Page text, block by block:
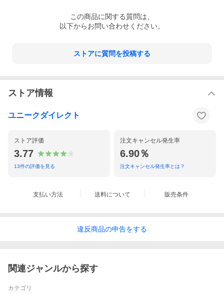
ハンドル：メタル 操作ボタン：TPE
上下バンパー：PC＋TPE
本体、ACアダプター
USBケーブル、ユーザーガイド
■保証期間
■生産国
中国
この商品に関する質問は、
以下からお問い合わせください。
ストアに質問を投稿する
ストア情報
ユニークダイレクト
ストア評価
3.77
13件の評価を見る
注文キャンセル発生率
6.90％
注文キャンセル発生率とは？
支払い方法 送料について 販売条件
違反商品の申告をする
関連ジャンルから探す
カテゴリ